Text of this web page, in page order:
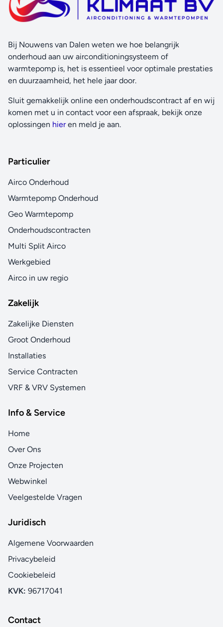
Bij Nouwens van Dalen weten we hoe belangrijk
onderhoud aan uw airconditioningsysteem of
warmtepomp is, het is essentieel voor optimale prestaties
en duurzaamheid, het hele jaar door.
Sluit gemakkelijk online een onderhoudscontract af en wij
komen met u in contact voor een afspraak, bekijk onze
oplossingen hieren meld je aan.
Particulier
Airco Onderhoud
Warmtepomp Onderhoud
Geo Warmtepomp
Onderhoudscontracten
Multi Split Airco
Werkgebied
Airco in uw regio
Zakelijk
Zakelijke Diensten
Groot Onderhoud
Installaties
Service Contracten
VRF & VRV Systemen
Info & Service
Home
Over Ons
Onze Projecten
Webwinkel
Veelgestelde Vragen
Juridisch
Algemene Voorwaarden
Privacybeleid
Cookiebeleid
KVK: 96717041
Contact